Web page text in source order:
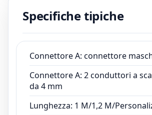
personalizzati
macchina per ecg, apparecchiature
stimolazione
Termine d'esecuzione: campione 3
produzione di massa 15 giorni
Termine di pagamento: TT, PayPal,
Specifiche tipiche
Connettore A: connettore
Connettore A: 2 conduttori a
da 4 mm
Lunghezza: 1 M/1,2 M/